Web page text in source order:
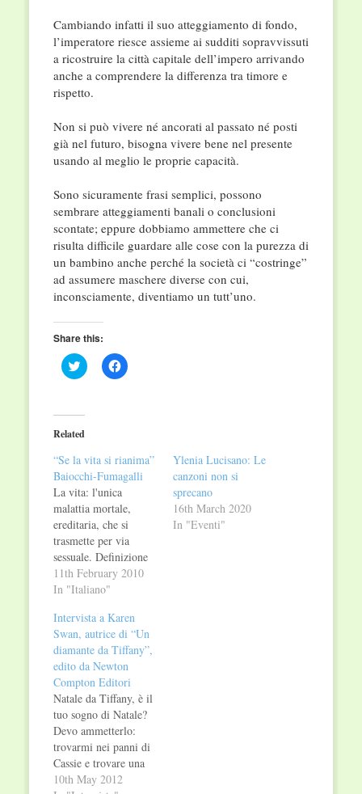
Cambiando infatti il suo atteggiamento di fondo,
l’imperatore riesce assieme ai sudditi sopravvissuti
a ricostruire la città capitale dell’impero arrivando
anche a comprendere la differenza tra timore e
rispetto.
Non si può vivere né ancorati al passato né posti
già nel futuro, bisogna vivere bene nel presente
usando al meglio le proprie capacità.
Sono sicuramente frasi semplici, possono
sembrare atteggiamenti banali o conclusioni
scontate; eppure dobbiamo ammettere che ci
risulta difficile guardare alle cose con la purezza di
un bambino anche perché la società ci “costringe”
ad assumere maschere diverse con cui,
inconsciamente, diventiamo un tutt’uno.
Share this:
Click
to
(Opens
in
new
Click
to
Related
“Se la vita si rianima”
Baiocchi-Fumagalli
La vita: l'unica
malattia mortale,
ereditaria, che si
trasmette per via
sessuale. Definizione
assurda, ma molto
realistica. La vita
interpellare il diretto o
la diretta interessata.
Nessuno chiede ad un
neonato se voglia o
meno ricevere il dono
della vita. Il discorso
non cambia nemmeno
nel corso…
11th February 2010
In "Italiano"
Ylenia Lucisano: Le
canzoni non si
sprecano
16th March 2020
In "Eventi"
Intervista a Karen
Swan, autrice di “Un
diamante da Tiffany”,
edito da Newton
Compton Editori
Natale da Tiffany, è il
tuo sogno di Natale?
Devo ammetterlo:
trovarmi nei panni di
Cassie e trovare una
scatolina con il mio
10th May 2012